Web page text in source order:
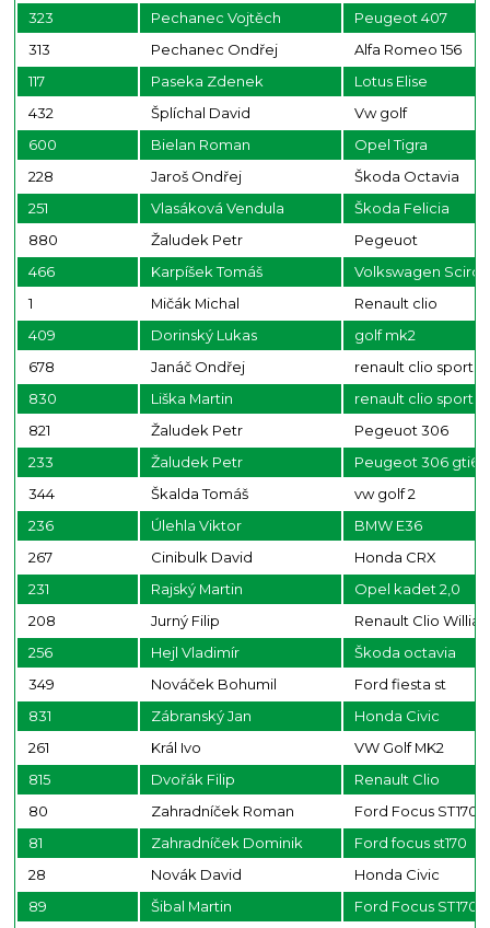
323
Pechanec Vojtěch
Peugeot 407
313
Pechanec Ondřej
Alfa Romeo 156
117
Paseka Zdenek
Lotus Elise
432
Šplíchal David
Vw golf
600
Bielan Roman
Opel Tigra
228
Jaroš Ondřej
Škoda Octavia
251
Vlasáková Vendula
Škoda Felicia
880
Žaludek Petr
Pegeuot
466
Karpíšek Tomáš
Volkswagen
1
Mičák Michal
Renault clio
409
Dorinský Lukas
golf mk2
678
Janáč Ondřej
renault clio sport
830
Liška Martin
renault clio sport
821
Žaludek Petr
Pegeuot 306
233
Žaludek Petr
Peugeot 306 gti6
344
Škalda Tomáš
vw golf 2
236
Úlehla Viktor
BMW E36
267
Cinibulk David
Honda CRX
231
Rajský Martin
Opel kadet 2,0
208
Jurný Filip
Renault Clio
256
Hejl Vladimír
Škoda octavia
349
Nováček Bohumil
Ford fiesta st
831
Zábranský Jan
Honda Civic
261
Král Ivo
VW Golf MK2
815
Dvořák Filip
Renault Clio
80
Zahradníček Roman
Ford Focus ST170
81
Zahradníček Dominik
Ford focus st170
28
Novák David
Honda Civic
89
Šibal Martin
Ford Focus ST170